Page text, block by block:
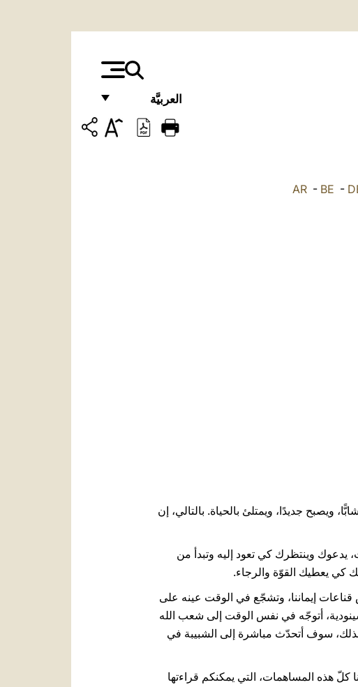
العربيَّة
FRANÇAIS
AR- BE -
جديدًا، ويمتلئ بالحياة. بالتالي، إن
وينتظرك كي تعود إليه وتبدأ من
كي يعطيك القوّة والرجاء.
إيماننا، وتشجّع في الوقت عينه على
أتوجّه في نفس الوقت إلى شعب الله
لذلك، سوف أتحدّث مباشرة إلى الشبيبة في
المساهمات، التي يمكنكم قراءتها